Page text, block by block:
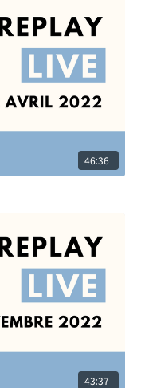
46:36
43:37